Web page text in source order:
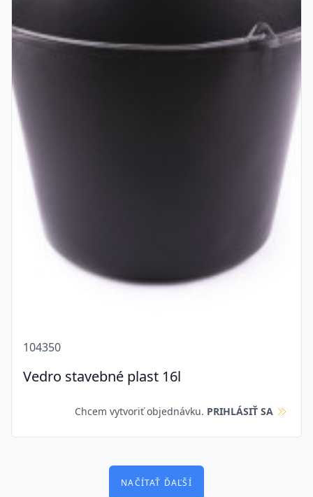
104350
Vedro stavebné plast 16l
Chcem vytvoriť objednávku. PRIHLÁSIŤ SA
NAČÍTAŤ ĎAĽŠÍ